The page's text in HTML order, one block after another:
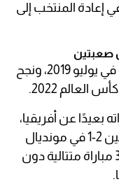
في إعادة المنتخب إلى
صعبتين
بدأت تجربة رينارد الأولى مع السعودية في يوليو 2019، ونجح
2022.
بعيدًا عن أفريقيا،
عندما قاد السعودية للفوز على الأرجنتين 2-1 في مونديال
قطر. وأنهى ذلك الفوز سلسلة من 36 مباراة متتالية دون